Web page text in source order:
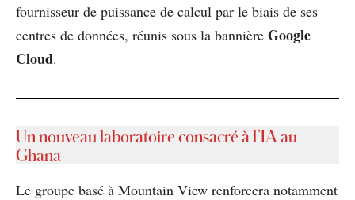
fournisseur de puissance de calcul par le biais de ses
centres de données, réunis sous la bannière Google
Cloud.
Un nouveau laboratoire consacré à l’IA au
Ghana
Le groupe basé à Mountain View renforcera notamment